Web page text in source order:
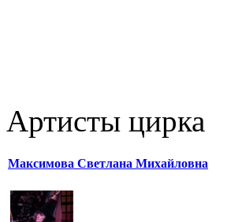
Артисты цирка
Максимова Светлана Михайловна